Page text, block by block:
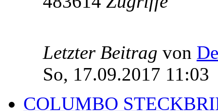
Letzter Beitrag von
So, 17.09.2017 11:03
COLUMBO